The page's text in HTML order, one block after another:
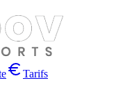
Tarifs